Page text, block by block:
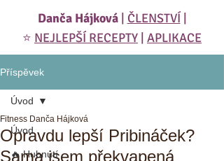
Danča Hájková| ČLENSTVÍ
⭐️ NEJLEPŠÍ RECEPTY APLIKACE
Příspěvek
Úvod
🔥 Hubnutí
Úvod
Opravdu lepší Pribináček?
Sama jsem překvapená
Fitness Danča Hájková